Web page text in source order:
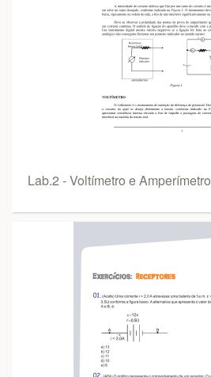
Lab.2 - Voltímetro e Amperímetro